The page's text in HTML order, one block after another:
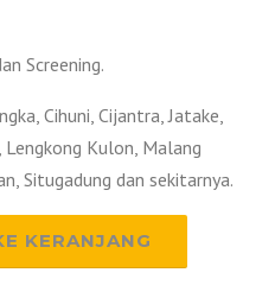
Screening.
Cihuni, Cijantra, Jatake,
Lengkong Kulon, Malang
Situgadung dan sekitarnya.
KERANJANG